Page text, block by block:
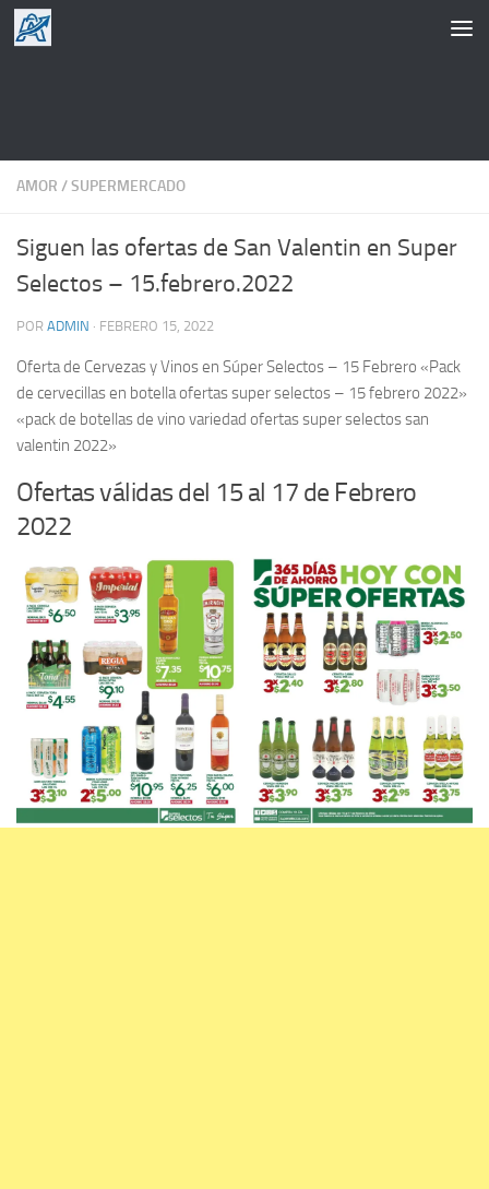
Saltar al contenido
AMOR /SUPERMERCADO
Siguen las ofertas de San Valentin en Super
Selectos – 15.febrero.2022
POR ADMIN · FEBRERO 15, 2022
Oferta de Cervezas y Vinos en Súper Selectos – 15 Febrero «Pack
de cervecillas en botella ofertas super selectos – 15 febrero 2022»
«pack de botellas de vino variedad ofertas super selectos san
valentin 2022»
Ofertas válidas del 15 al 17 de Febrero
2022